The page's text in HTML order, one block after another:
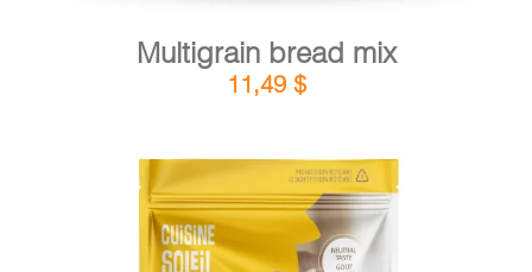
Multigrain bread mix
11,49 $